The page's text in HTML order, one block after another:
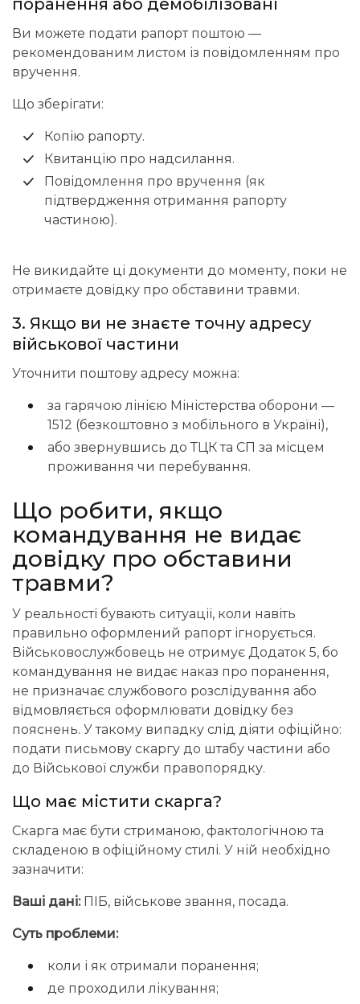
поранення або демобілізовані
Ви можете подати рапорт поштою —
рекомендованим листом із повідомленням про
вручення.
Що зберігати:
Копію рапорту.
Квитанцію про надсилання.
Повідомлення про вручення (як
підтвердження отримання рапорту
частиною).
Не викидайте ці документи до моменту, поки не
отримаєте довідку про обставини травми.
3. Якщо ви не знаєте точну адресу
військової частини
Уточнити поштову адресу можна:
за гарячою лінією Міністерства оборони —
1512 (безкоштовно з мобільного в Україні),
або звернувшись до ТЦК та СП за місцем
проживання чи перебування.
Що робити, якщо
командування не видає
довідку про обставини
травми?
У реальності бувають ситуації, коли навіть
правильно оформлений рапорт ігнорується.
Військовослужбовець не отримує Додаток 5, бо
командування не видає наказ про поранення,
не призначає службового розслідування або
відмовляється оформлювати довідку без
пояснень. У такому випадку слід діяти офіційно:
подати письмову скаргу до штабу частини або
до Військової служби правопорядку.
Що має містити скарга?
Скарга має бути стриманою, фактологічною та
складеною в офіційному стилі. У ній необхідно
зазначити:
Ваші дані: ПІБ, військове звання, посада.
Суть проблеми:
коли і як отримали поранення;
де проходили лікування;